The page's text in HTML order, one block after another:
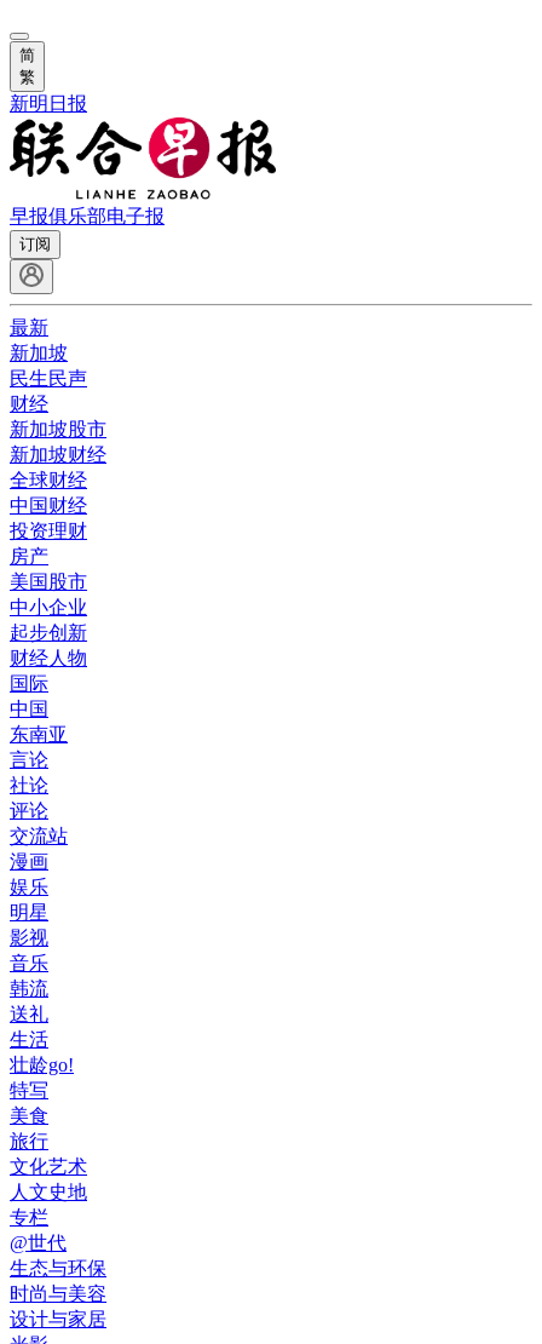
简
繁
新明日报
早报俱乐部电子报
订阅
最新
新加坡
民生民声
财经
新加坡股市
新加坡财经
全球财经
中国财经
投资理财
房产
美国股市
中小企业
起步创新
财经人物
国际
中国
东南亚
言论
社论
评论
交流站
漫画
娱乐
明星
影视
音乐
韩流
送礼
生活
壮龄go!
特写
美食
旅行
文化艺术
人文史地
专栏
@世代
生态与环保
时尚与美容
设计与家居